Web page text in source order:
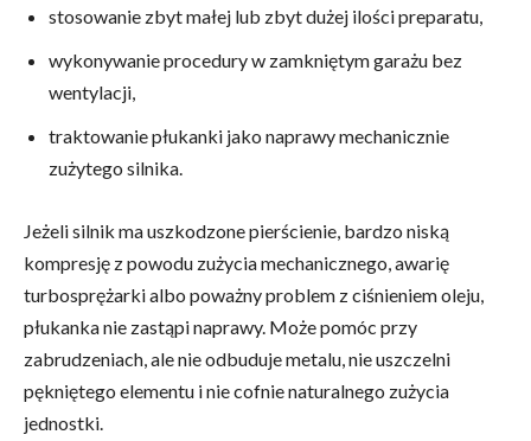
stosowanie zbyt małej lub zbyt dużej ilości preparatu,
wykonywanie procedury w zamkniętym garażu bez
wentylacji,
traktowanie płukanki jako naprawy mechanicznie
zużytego silnika.
Jeżeli silnik ma uszkodzone pierścienie, bardzo niską
kompresję z powodu zużycia mechanicznego, awarię
turbosprężarki albo poważny problem z ciśnieniem oleju,
płukanka nie zastąpi naprawy. Może pomóc przy
zabrudzeniach, ale nie odbuduje metalu, nie uszczelni
pękniętego elementu i nie cofnie naturalnego zużycia
jednostki.